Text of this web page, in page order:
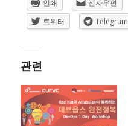
인쇄 전자우편
트위터
Telegram
관련